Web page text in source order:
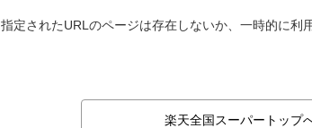
指定されたURLのページは存在しないか、一時的に利
楽天全国スーパートップ